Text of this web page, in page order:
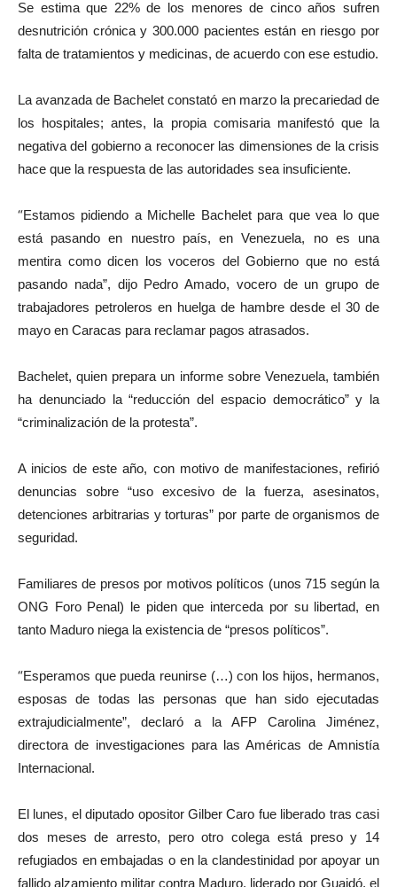
Se estima que 22% de los menores de cinco años sufren
desnutrición crónica y 300.000 pacientes están en riesgo por
falta de tratamientos y medicinas, de acuerdo con ese estudio.
La avanzada de Bachelet constató en marzo la precariedad de
los hospitales; antes, la propia comisaria manifestó que la
negativa del gobierno a reconocer las dimensiones de la crisis
hace que la respuesta de las autoridades sea insuficiente.
“Estamos pidiendo a Michelle Bachelet para que vea lo que
está pasando en nuestro país, en Venezuela, no es una
mentira como dicen los voceros del Gobierno que no está
pasando nada”, dijo Pedro Amado, vocero de un grupo de
trabajadores petroleros en huelga de hambre desde el 30 de
mayo en Caracas para reclamar pagos atrasados.
Bachelet, quien prepara un informe sobre Venezuela, también
ha denunciado la “reducción del espacio democrático” y la
“criminalización de la protesta”.
A inicios de este año, con motivo de manifestaciones, refirió
denuncias sobre “uso excesivo de la fuerza, asesinatos,
detenciones arbitrarias y torturas” por parte de organismos de
seguridad.
Familiares de presos por motivos políticos (unos 715 según la
ONG Foro Penal) le piden que interceda por su libertad, en
tanto Maduro niega la existencia de “presos políticos”.
“Esperamos que pueda reunirse (…) con los hijos, hermanos,
esposas de todas las personas que han sido ejecutadas
extrajudicialmente”, declaró a la AFP Carolina Jiménez,
directora de investigaciones para las Américas de Amnistía
Internacional.
El lunes, el diputado opositor Gilber Caro fue liberado tras casi
dos meses de arresto, pero otro colega está preso y 14
refugiados en embajadas o en la clandestinidad por apoyar un
fallido alzamiento militar contra Maduro, liderado por Guaidó, el